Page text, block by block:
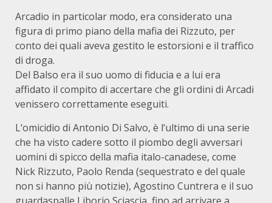
Arcadio in particolar modo, era considerato una
figura di primo piano della mafia dei Rizzuto, per
conto dei quali aveva gestito le estorsioni e il traffico
di droga.
Del Balso era il suo uomo di fiducia e a lui era
affidato il compito di accertare che gli ordini di Arcadi
venissero correttamente eseguiti.
L‘omicidio di Antonio Di Salvo, è l‘ultimo di una serie
che ha visto cadere sotto il piombo degli avversari
uomini di spicco della mafia italo-canadese, come
Nick Rizzuto, Paolo Renda (sequestrato e del quale
non si hanno più notizie), Agostino Cuntrera e il suo